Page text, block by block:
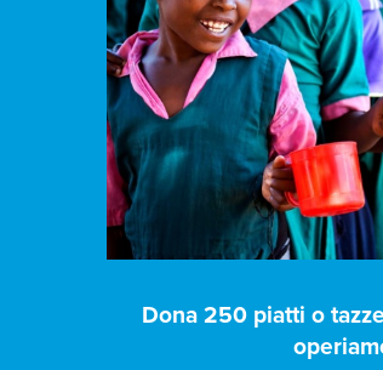
Dona 250 piatti o